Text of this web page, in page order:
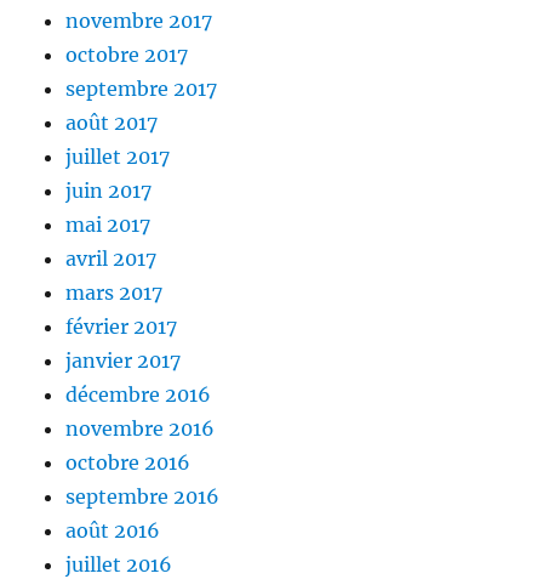
novembre 2017
octobre 2017
septembre 2017
août 2017
juillet 2017
juin 2017
mai 2017
avril 2017
mars 2017
février 2017
janvier 2017
décembre 2016
novembre 2016
octobre 2016
septembre 2016
août 2016
juillet 2016